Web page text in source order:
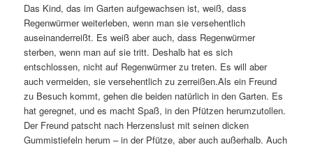
Das Kind, das im Garten aufgewachsen ist, weiß, dass
Regenwürmer weiterleben, wenn man sie versehentlich
auseinanderreißt. Es weiß aber auch, dass Regenwürmer
sterben, wenn man auf sie tritt. Deshalb hat es sich
entschlossen, nicht auf Regenwürmer zu treten. Es will aber
auch vermeiden, sie versehentlich zu zerreißen.Als ein Freund
zu Besuch kommt, gehen die beiden natürlich in den Garten. Es
hat geregnet, und es macht Spaß, in den Pfützen herumzutollen.
Der Freund patscht nach Herzenslust mit seinen dicken
Gummistiefeln herum – in der Pfütze, aber auch außerhalb. Auch